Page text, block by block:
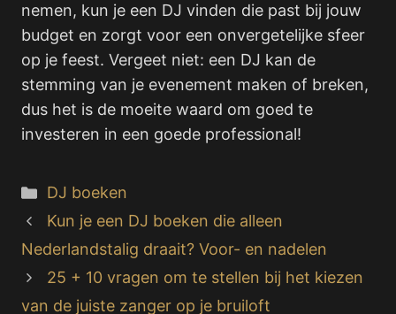
nemen, kun je een DJ vinden die past bij jouw
budget en zorgt voor een onvergetelijke sfeer
op je feest. Vergeet niet: een DJ kan de
stemming van je evenement maken of breken,
dus het is de moeite waard om goed te
investeren in een goede professional!
Categorieën
DJ boeken
Kun je een DJ boeken die alleen
Nederlandstalig draait? Voor- en nadelen
25 + 10 vragen om te stellen bij het kiezen
van de juiste zanger op je bruiloft